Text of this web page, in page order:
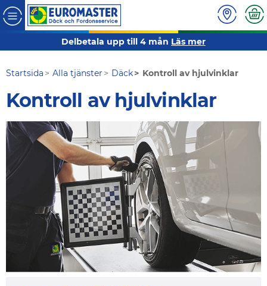
Delbetala upp till 4 mån Läs mer
Startsida Alla tjänster Däck Kontroll av hjulvinklar
Kontroll av hjulvinklar